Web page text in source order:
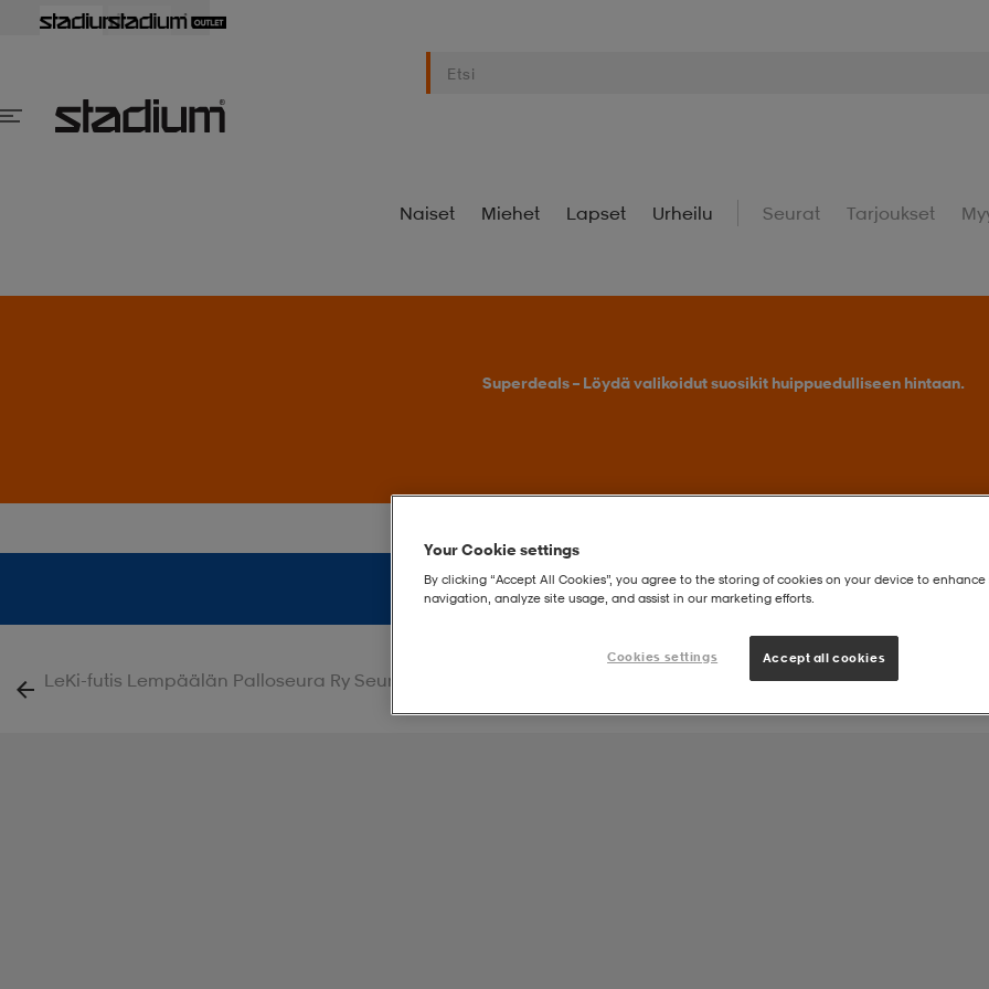
Naiset Miehet Lapset Urheilu Seurat Tarjoukset
Superdeals – Löydä valikoidut suosikit huippuedulliseen hintaan.
Joukkueen tuote:
LeKi-futis Lempäälän Palloseura Ry Seuramallisto
LeKi-futis Lempäälän Palloseura Ry Seuramallisto
Your Cookie settings
By clicking “Accept All Cookies”, you agree to the storing of cookies on your device to enhance
navigation, analyze site usage, and assist in our marketing efforts.
Cookies settings Accept all cookies